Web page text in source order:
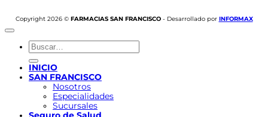
Copyright 2026 © FARMACIAS SAN FRANCISCO- Desarrollado por INFORMAX
Buscar
por:
INICIO
SAN FRANCISCO
Nosotros
Especialidades
Sucursales
Seguro de Salud